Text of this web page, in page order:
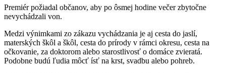
Premiér požiadal občanov, aby po ôsmej hodine večer zbytočne
nevychádzali von.
Medzi výnimkami zo zákazu vychádzania je aj cesta do jaslí,
materských škôl a škôl, cesta do prírody v rámci okresu, cesta na
očkovanie, za doktorom alebo starostlivosť o domáce zvieratá.
Podobne budú ľudia môcť ísť na krst, svadbu alebo pohreb.